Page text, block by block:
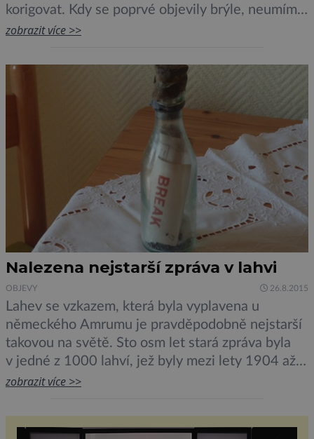
korigovat. Kdy se poprvé objevily brýle, neumíme
s naprostou přesností říci. Archeologové však při
ležícím na řece Tigris nalezli krystal, o němž se
domnívají, že byl, či alespoň […]
zobrazit více >>
Nalezena nejstarší zpráva v lahvi
OBJEVY 26.8.2015
Lahev se vzkazem, která byla vyplavena u
německého Amrumu je pravděpodobně nejstarší
takovou na světě. Sto osm let stará zpráva byla
v jedné z 1000 lahví, jež byly mezi lety 1904 až
1906 vhozeny do Severního moře. Jednalo se o
Británii. Vedoucí výzkumu byl George Parker
Bidder, jenž takto zkoumal mořské […]
zobrazit více >>